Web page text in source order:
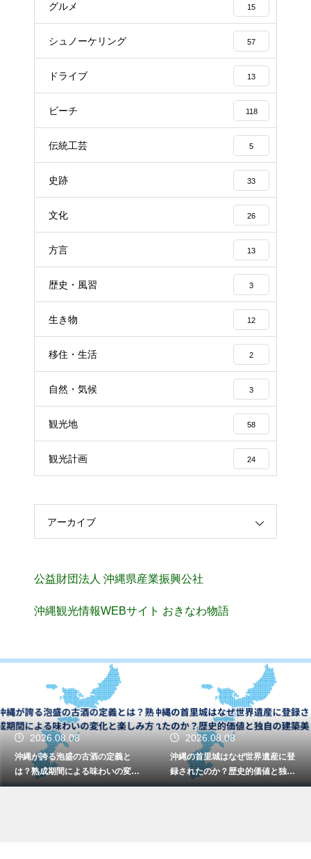
グルメ 15
シュノーケリング 57
ドライブ 13
ビーチ 118
伝統工芸 5
史跡 33
文化 26
方言 13
歴史・風習 3
生き物 12
移住・生活 2
自然・気候 3
観光地 58
観光計画 24
アーカイブ
公益財団法人 沖縄県産業振興公社
沖縄観光情報WEBサイト おきなわ物語
2026.08.08
沖縄が誇る泡盛の古酒の定義と
は？熟成期間による味わいの変化
と楽しみ方
2026.08.08
沖縄の首里城はなぜ世界遺産に登
録されたのか？歴史的価値と独自
の建築美